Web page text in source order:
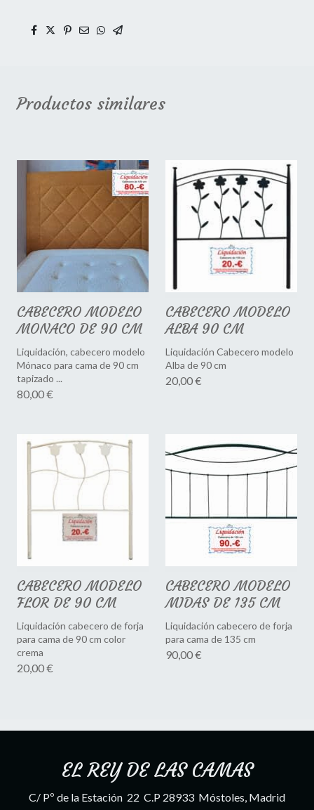
Productos similares
CABECERO MODELO
MONACO DE 90 CM
Liquidación, cabecero modelo
Mónaco para cama de 90 cm
tapizado ...
80,00 €
CABECERO MODELO
ALBA 90 CM
Liquidación Cabecero modelo
Alba de 90 cm
20,00 €
CABECERO MODELO
FLOR DE 90 CM
Liquidación cabecero de forja
para cama de 90 cm color
crema
20,00 €
CABECERO MODELO
MIDAS DE 135 CM
Liquidación cabecero de forja
para cama de 135 cm
90,00 €
EL REY DE LAS CAMAS
C/ Pº de la Estación 22 C.P 28933 Móstoles, Madrid